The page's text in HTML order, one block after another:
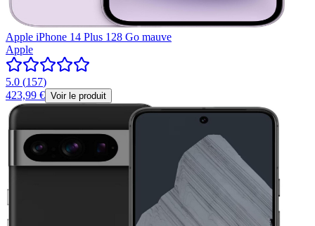
Apple iPhone 14 Plus 128 Go mauve
Apple
5.0 (157)
423,99 € Voir le produit